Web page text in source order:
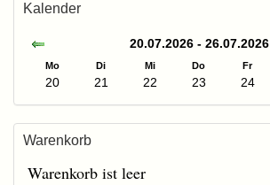
Kalender
20.07.2026 - 26.07.2026
Mo Di Mi Do Fr
20 21 22 23 24
Warenkorb
Warenkorb ist leer